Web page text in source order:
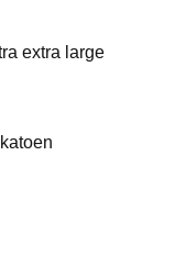
extra large